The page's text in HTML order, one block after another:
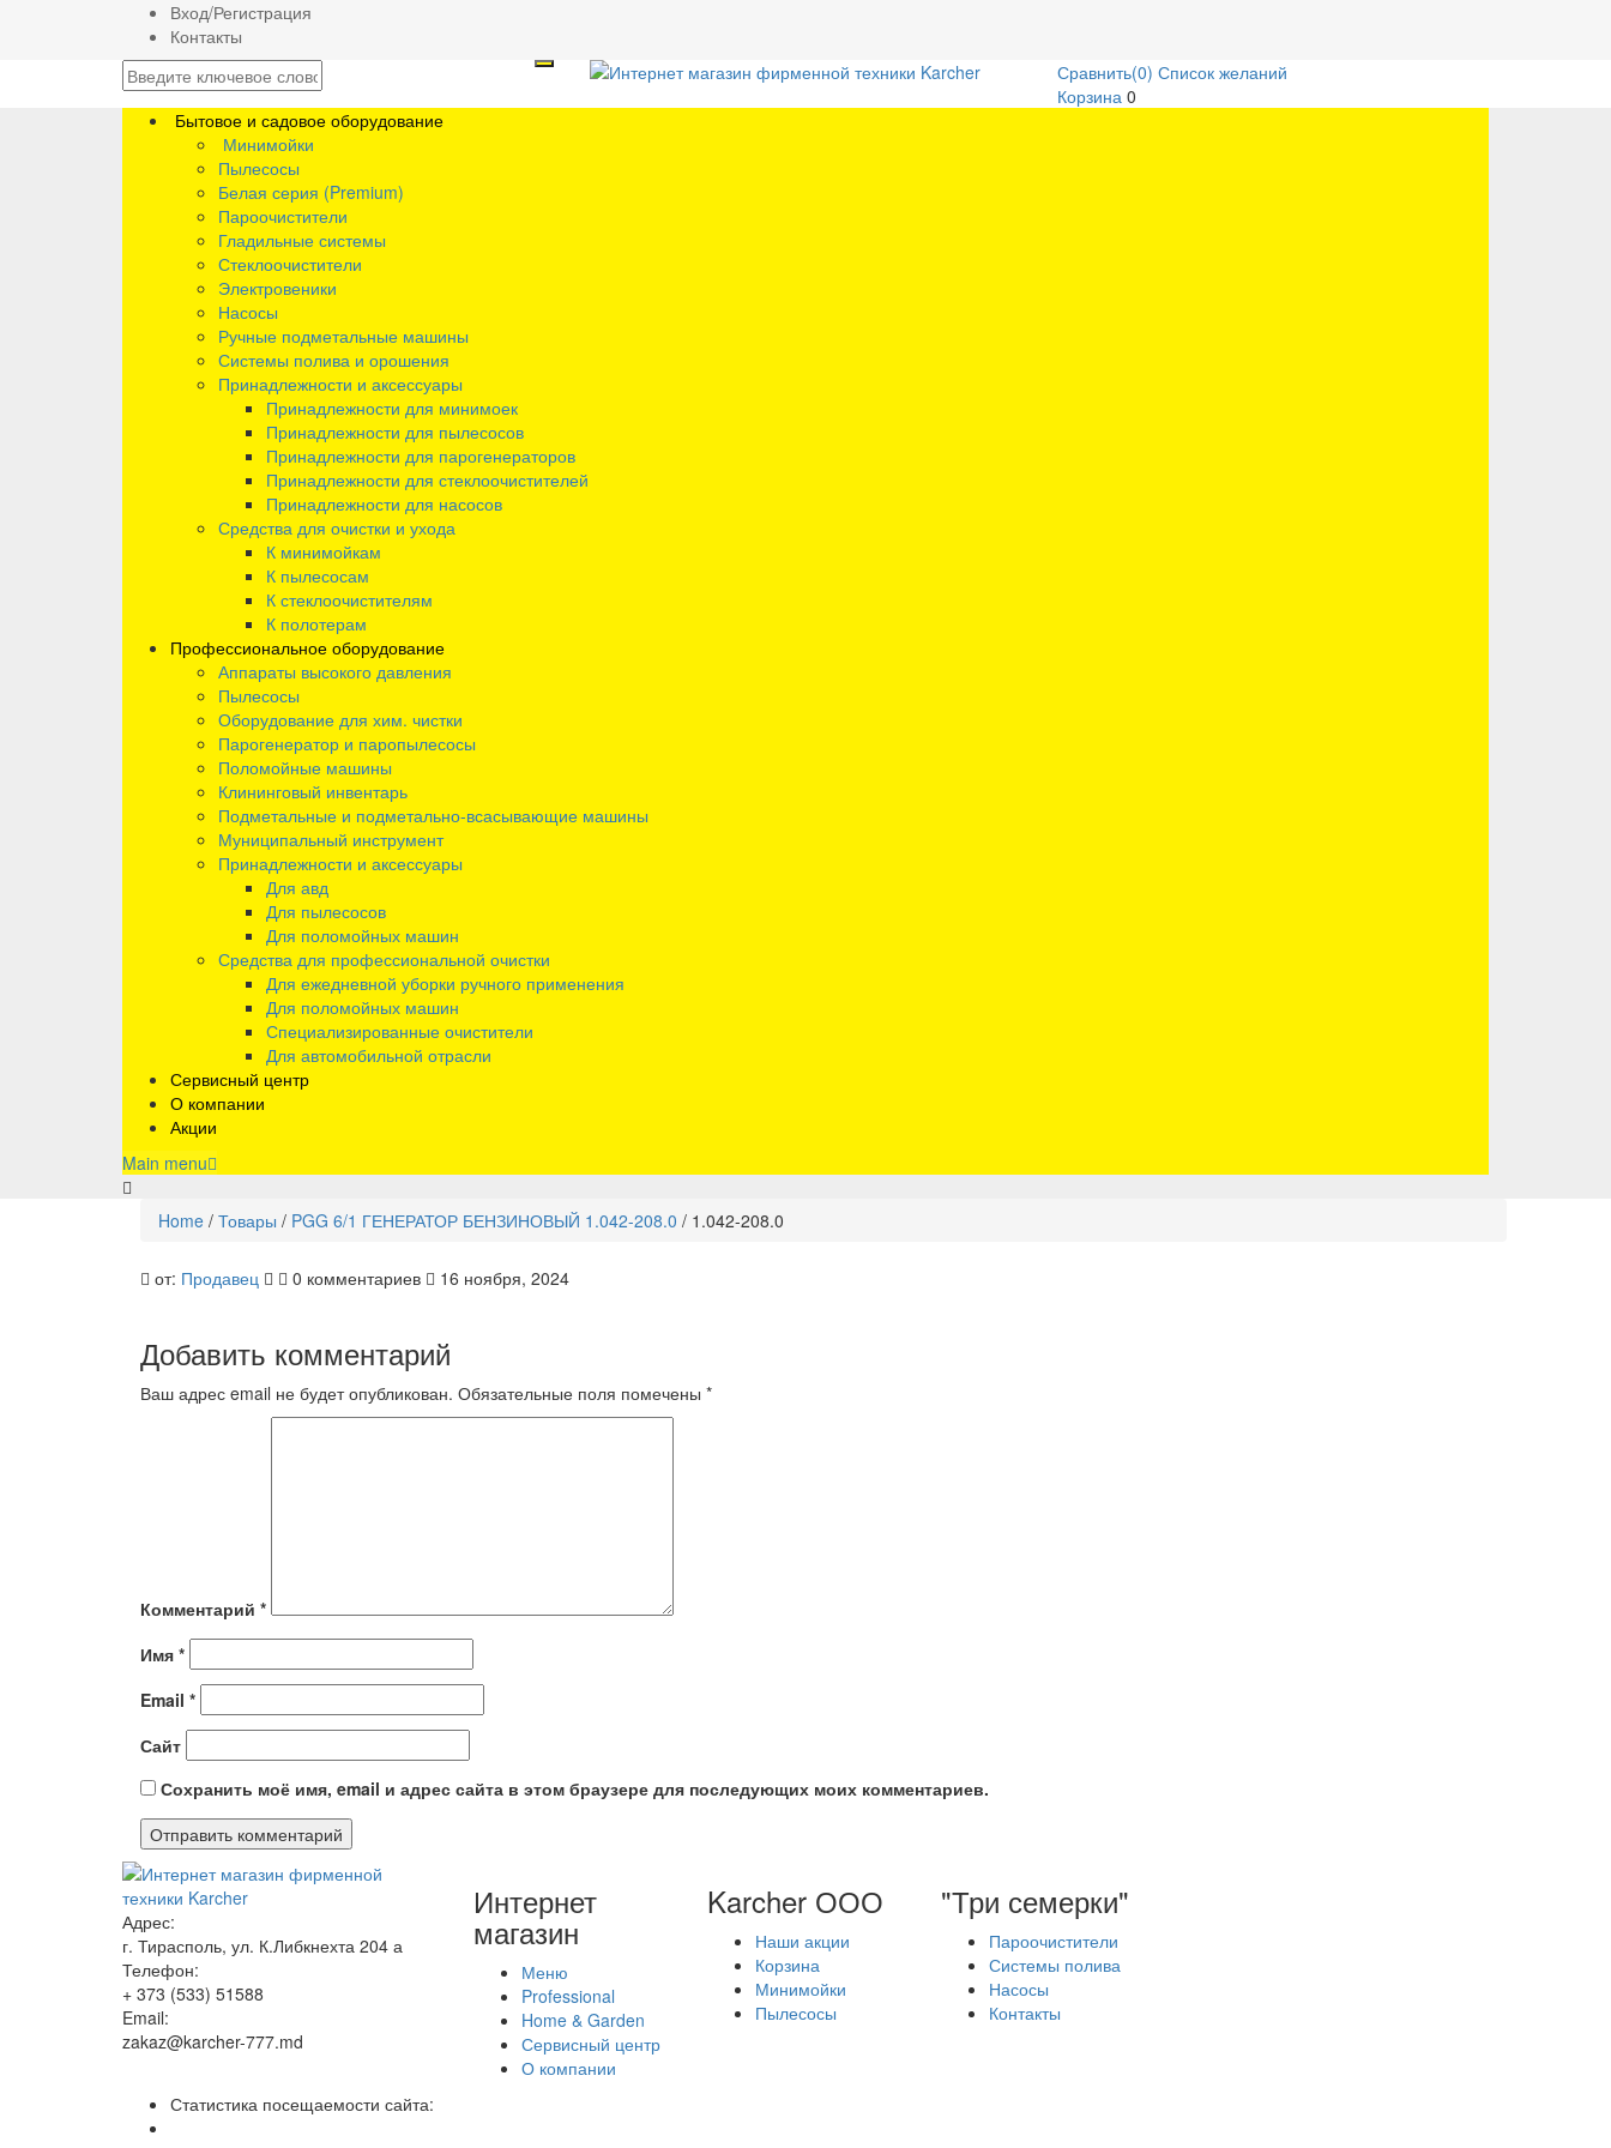
Вход/Регистрация
Контакты
Сравнить(0) Список желаний
Корзина 0
Бытовое и садовое оборудование
Минимойки
Пылесосы
Белая серия (Premium)
Пароочистители
Гладильные системы
Стеклоочистители
Электровеники
Насосы
Ручные подметальные машины
Системы полива и орошения
Принадлежности и аксессуары
Принадлежности для минимоек
Принадлежности для пылесосов
Принадлежности для парогенераторов
Принадлежности для стеклоочистителей
Принадлежности для насосов
Средства для очистки и ухода
К минимойкам
К пылесосам
К стеклоочистителям
К полотерам
Профессиональное оборудование
Аппараты высокого давления
Пылесосы
Оборудование для хим. чистки
Парогенератор и паропылесосы
Поломойные машины
Клининговый инвентарь
Подметальные и подметально-всасывающие машины
Муниципальный инструмент
Принадлежности и аксессуары
Для авд
Для пылесосов
Для поломойных машин
Средства для профессиональной очистки
Для ежедневной уборки ручного применения
Для поломойных машин
Специализированные очистители
Для автомобильной отрасли
Сервисный центр
О компании
Акции
Main menu
Home / Товары / PGG 6/1 ГЕНЕРАТОР БЕНЗИНОВЫЙ 1.042-208.0 / 1.042-208.0
1.042-
208.0
от: Продавец 0 комментариев 16 ноября, 2024
Добавить комментарий
Ваш адрес email не будет опубликован. Обязательные поля помечены *
Комментарий *
Имя *
Email *
Сайт
Сохранить моё имя, email и адрес сайта в этом браузере для последующих моих комментариев.
Адрес:
г. Тирасполь, ул. К.Либкнехта 204 а
Телефон:
+ 373 (533) 51588
Email:
zakaz@karcher-777.md
Интернет
магазин
Меню
Professional
Home & Garden
Сервисный центр
О компании
Karcher ООО
Наши акции
Корзина
Минимойки
Пылесосы
"Три семерки"
Пароочистители
Системы полива
Насосы
Контакты
Статистика посещаемости сайта: